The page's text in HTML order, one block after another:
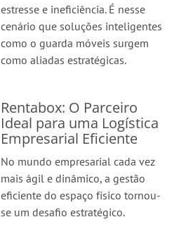
estresse e ineficiência. É nesse
cenário que soluções inteligentes
como o guarda móveis surgem
como aliadas estratégicas.
Rentabox: O Parceiro
Ideal para uma Logística
Empresarial Eficiente
No mundo empresarial cada vez
mais ágil e dinâmico, a gestão
eficiente do espaço físico tornou-
se um desafio estratégico.